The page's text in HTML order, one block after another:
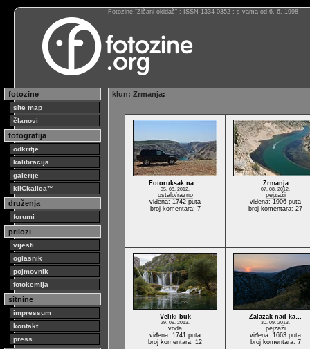
Fotozine “Žičani okidač” : ISSN 1334-0352 : s vama od 6. 6. 1998
fotozine
site map
članovi
fotografija
odkritje
kalibracija
galerije
kliCkalica™
druženja
forumi
prilozi
vijesti
oglasnik
pojmovnik
fotokemija
sitnine
impressum
kontakt
press
klun: Zrmanja:
Fotoruksak na …
05. 08. 2012.
ostalo/razno
viđena: 1742 puta
broj komentara: 7
Zrmanja
07. 08. 2012.
pejzaži
viđena: 1906 puta
broj komentara: 27
Veliki buk
29. 09. 2013.
voda
viđena: 1741 puta
broj komentara: 12
Zalazak nad ka…
30. 09. 2013.
pejzaži
viđena: 1663 puta
broj komentara: 7